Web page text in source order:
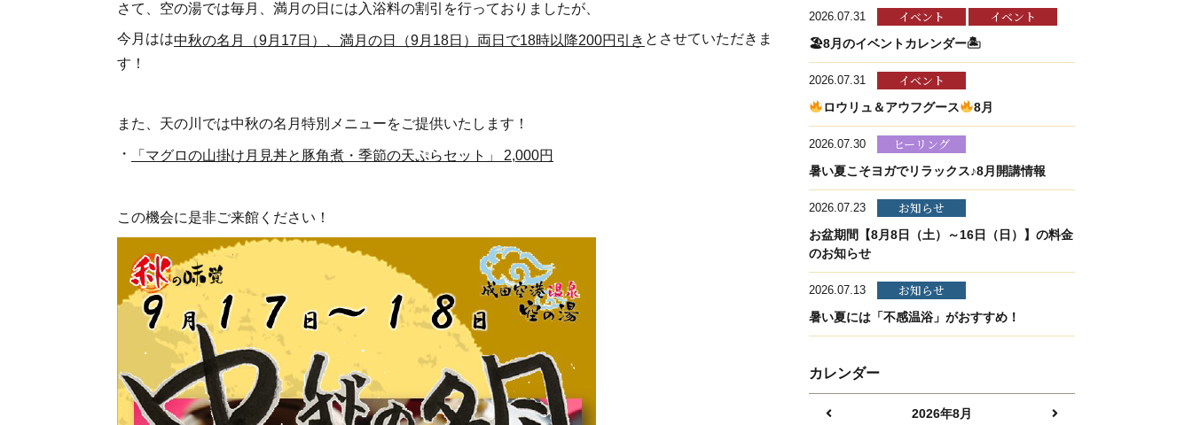
さて、空の湯では毎月、満月の日には入浴料の割引を行っておりましたが、
今月はは中秋の名月（9月17日）、満月の日（9月18日）両日で18時以降200円引き とさせていただきま
す！
また、天の川では中秋の名月特別メニューをご提供いたします！
・
「マグロの山掛け月見丼と豚角煮・季節の天ぷらセット」 2,000円
この機会に是非ご来館ください！
2026.07.31 イベント イベント
🏖8月のイベントカレンダー🏝
2026.07.31 イベント
ロウリュ＆アウフグース 8月
2026.07.30 ヒーリング
暑い夏こそヨガでリラックス♪8月開講情報
2026.07.23 お知らせ
お盆期間【8月8日（土）～16日（日）】の料金
のお知らせ
2026.07.13 お知らせ
暑い夏には「不感温浴」がおすすめ！
カレンダー
2026年8月